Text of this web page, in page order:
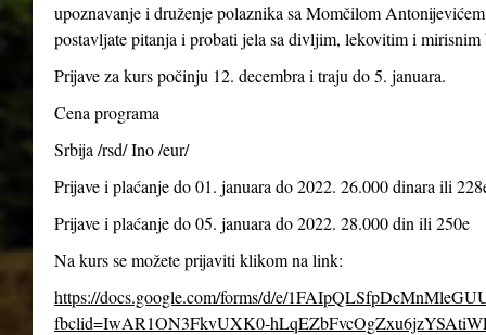
upoznavanje i druženje polaznika sa Momčilom
postavljate pitanja i probati jela sa divljim, lekovitim i
Prijave za kurs počinju 12. decembra i traju do 5. januara.
Cena programa
Srbija /rsd/ Ino /eur/
Prijave i plaćanje do 01. januara do 2022. 26.000 dinara ili
Prijave i plaćanje do 05. januara do 2022. 28.000 din ili 250e
Na kurs se možete prijaviti klikom na link:
https://docs.google.com/forms/d/e/
fbclid=IwAR1ON3FkvUXK0-